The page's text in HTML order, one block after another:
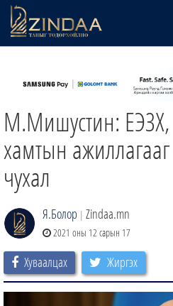
ТВ8
ӨГЛӨӨНИЙ СОНИН
АУДИО ЗОХИОЛ
М.Мишустин:
хамтын
чухал
Я.Болор | Zindaa.mn
2021 оны 12 сарын 17
Хуваалцах Жиргэх